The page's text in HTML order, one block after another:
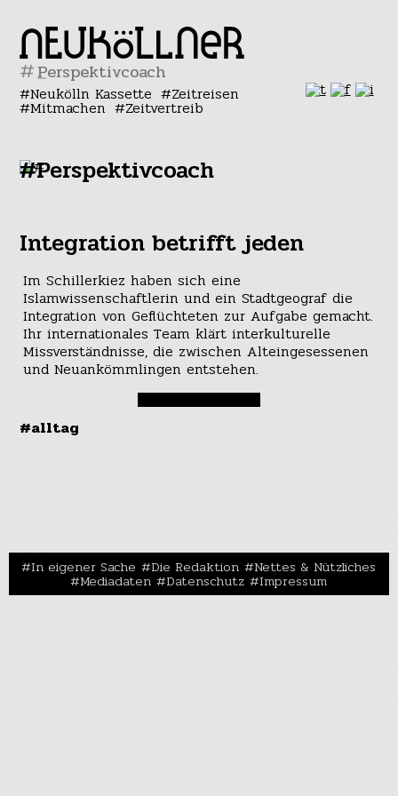
#
Neukölln Kassette Zeitreisen
Mitmachen Zeitvertreib
#Perspektivcoach
Integration betrifft jeden
Im Schillerkiez haben sich eine
Islamwissenschaftlerin und ein Stadtgeograf die
Integration von Geflüchteten zur Aufgabe gemacht.
Ihr internationales Team klärt interkulturelle
Missverständnisse, die zwischen Alteingesessenen
und Neuankömmlingen entstehen.
#alltag
In eigener Sache Die Redaktion Nettes & Nützliches
Mediadaten Datenschutz Impressum